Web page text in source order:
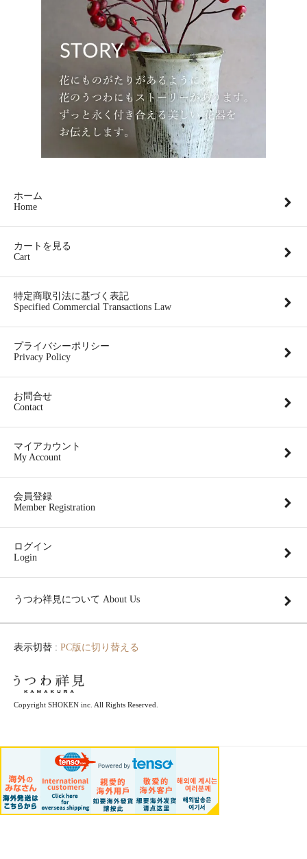
ホーム
Home
カートを見る
Cart
特定商取引法に基づく表記
Specified Commercial Transactions Law
プライバシーポリシー
Privacy Policy
お問合せ
Contact
マイアカウント
My Account
会員登録
Member Registration
ログイン
Login
うつわ祥見について About Us
表示切替 : PC版に切り替える
Copyright SHOKEN inc. All Rights Reserved.